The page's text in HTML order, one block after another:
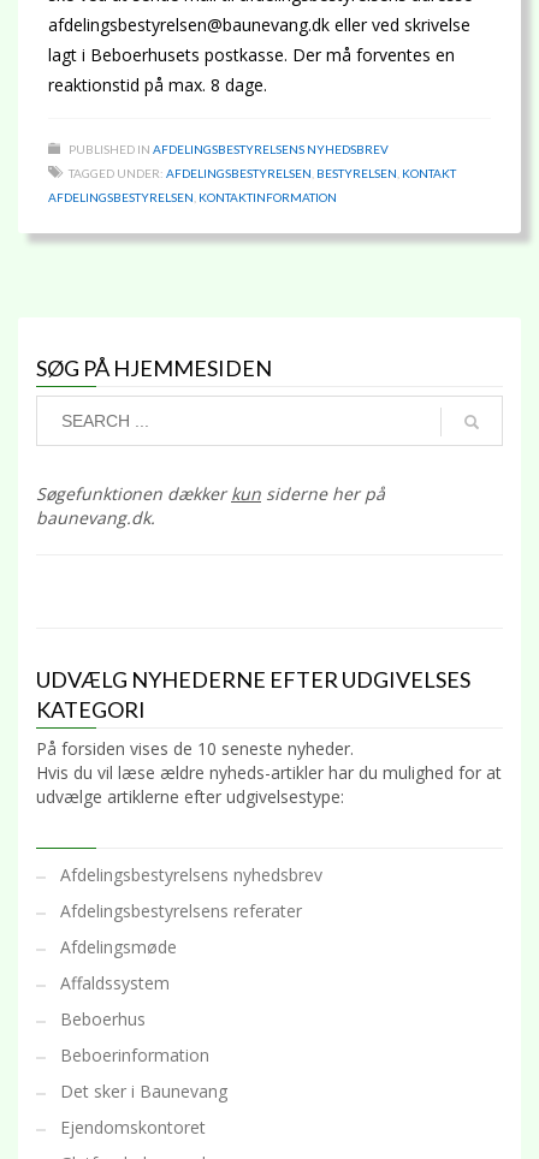
afdelingsbestyrelsen@baunevang.dk eller ved skrivelse
lagt i Beboerhusets postkasse. Der må forventes en
reaktionstid på max. 8 dage.
PUBLISHED IN AFDELINGSBESTYRELSENS NYHEDSBREV
TAGGED UNDER: AFDELINGSBESTYRELSEN BESTYRELSEN KONTAKT
AFDELINGSBESTYRELSEN KONTAKTINFORMATION
SØG PÅ HJEMMESIDEN
Søgefunktionen dækkerkun siderne her på
baunevang.dk.
UDVÆLG NYHEDERNE EFTER UDGIVELSES
KATEGORI
På forsiden vises de 10 seneste nyheder.
Hvis du vil læse ældre nyheds-artikler har du mulighed for at
udvælge artiklerne efter udgivelsestype:
Afdelingsbestyrelsens nyhedsbrev
Afdelingsbestyrelsens referater
Afdelingsmøde
Affaldssystem
Beboerhus
Beboerinformation
Det sker i Baunevang
Ejendomskontoret